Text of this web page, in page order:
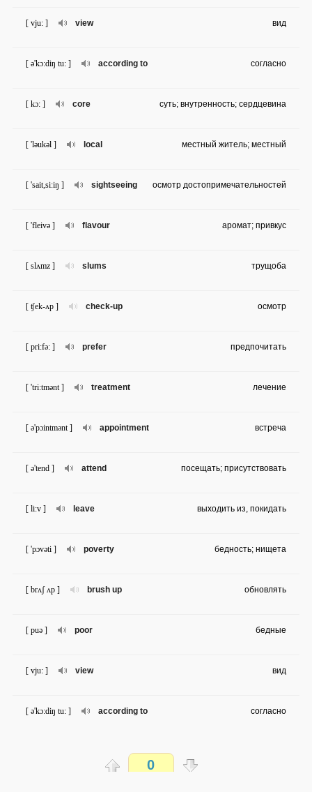
view
[ vju: ] вид
according to
[ ə'kɔ:diŋ tu: ] согласно
core
[ kɔ: ] суть; внутренность; сердцевина
local
[ 'ləukəl ] местный житель; местный
sightseeing
[ 'sait,si:iŋ ] осмотр достопримечательностей
flavour
[ 'fleivə ] аромат; привкус
slums
[ slʌmz ] трущоба
check-up
[ ʧek-ʌp ] осмотр
prefer
[ pri:fə: ] предпочитать
treatment
[ 'tri:tmənt ] лечение
appointment
[ ə'pɔintmənt ] встреча
attend
[ ə'tend ] посещать; присутствовать
leave
[ li:v ] выходить из, покидать
poverty
[ 'pɔvəti ] бедность; нищета
brush up
[ brʌʃ ʌp ] обновлять
poor
[ puə ] бедные
view
[ vju: ] вид
according to
[ ə'kɔ:diŋ tu: ] согласно
суть; внутренность; сердцевина
0